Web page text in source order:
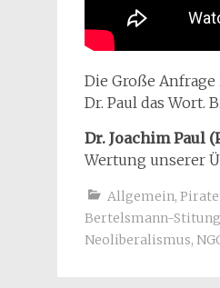
Die Große
Dr. Paul das Wort.
Dr. Joachim Paul
Wertung unserer
Allgemein,
Bertelsmann-Stitung
Neoliberalismus,